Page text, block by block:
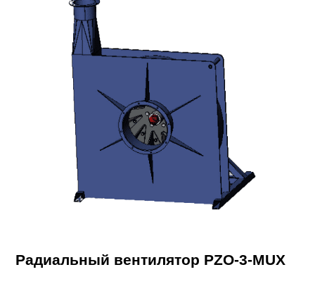
Радиальный вентилятор PZO-3-MUX